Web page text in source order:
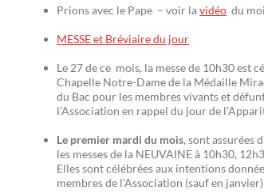
Prions avec le Pape – voir lavidéo du
MESSE et Bréviaire du jour
Le 27 de ce mois, la messe de 10h30 est
Chapelle Notre-Dame de la Médaille
du Bac pour les membres vivants et
l’Association en rappel du jour de
Le premier mardi du mois, sont assurées
les messes de la NEUVAINE à 10h30,
Elles sont célébrées aux intentions
membres de l’Association (sauf en janvier)